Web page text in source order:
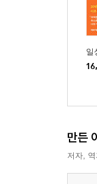
호흡 :
# 한
드세
정체
한계
창작
쳇바
기특하
일
만든
저자,